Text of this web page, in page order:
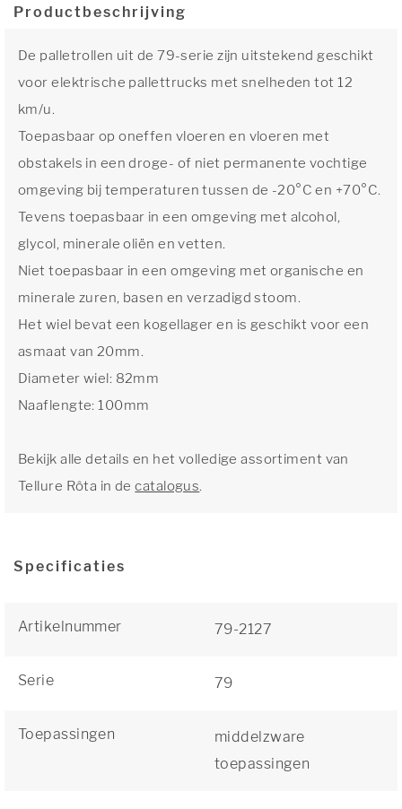
Productbeschrijving
De palletrollen uit de 79-serie zijn uitstekend geschikt
voor elektrische pallettrucks met snelheden tot 12
km/u.
Toepasbaar op oneffen vloeren en vloeren met
obstakels in een droge- of niet permanente vochtige
omgeving bij temperaturen tussen de -20°C en +70°C.
Tevens toepasbaar in een omgeving met alcohol,
glycol, minerale oliën en vetten.
Niet toepasbaar in een omgeving met organische en
minerale zuren, basen en verzadigd stoom.
Het wiel bevat een kogellager en is geschikt voor een
asmaat van 20mm.
Diameter wiel: 82mm
Naaflengte: 100mm
Bekijk alle details en het volledige assortiment van
Tellure Rôta in decatalogus.
Specificaties
Artikelnummer 79-2127
Serie 79
Toepassingen
middelzware
toepassingen